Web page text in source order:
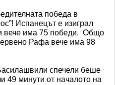
победа в
Испанецът е изиграл
вече има 75 победи. Общо
Рафа вече има 98
спечели беше
49 минути от началото на